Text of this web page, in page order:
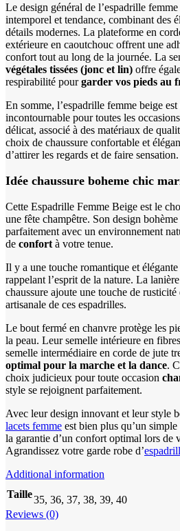
Le design général de l’espadrille
intemporel et tendance, combinant des
détails modernes. La plateforme en
extérieure en caoutchouc offrent une
confort tout au long de la journée. La
végétales tissées (jonc et lin) offre
respirabilité pourgarder vos pieds au
En somme, l’espadrille femme beige est
incontournable pour toutes les
délicat, associé à des matériaux de
choix de chaussure confortable et
d’attirer les regards et de faire sensation.
Idée chaussure boheme chic
Cette Espadrille Femme Beige est le
une fête champêtre. Son design
parfaitement avec un environnement
de confort à votre tenue.
Il y a une touche romantique et élégante
rappelant l’esprit de la nature. La
chaussure ajoute une touche de
artisanale de ces espadrilles.
Le bout fermé en chanvre protège les
la peau. Leur semelle intérieure en
semelle intermédiaire en corde de jute
optimal pour la marche et la dance.
choix judicieux pour toute occasion
style se rejoignent parfaitement.
Avec leur design innovant et leur style
lacets femme est bien plus qu’un
la garantie d’un confort optimal lors de
Agrandissez votre garde robe d’
Additional information
Taille35, 36, 37, 38, 39, 40
Reviews (0)